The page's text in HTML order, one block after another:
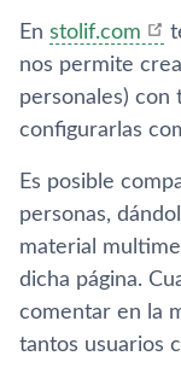
En stolif.com
nos permite
personales) con
configurarlas
Es posible
personas,
material
dicha página.
comentar en la
tantos usuarios